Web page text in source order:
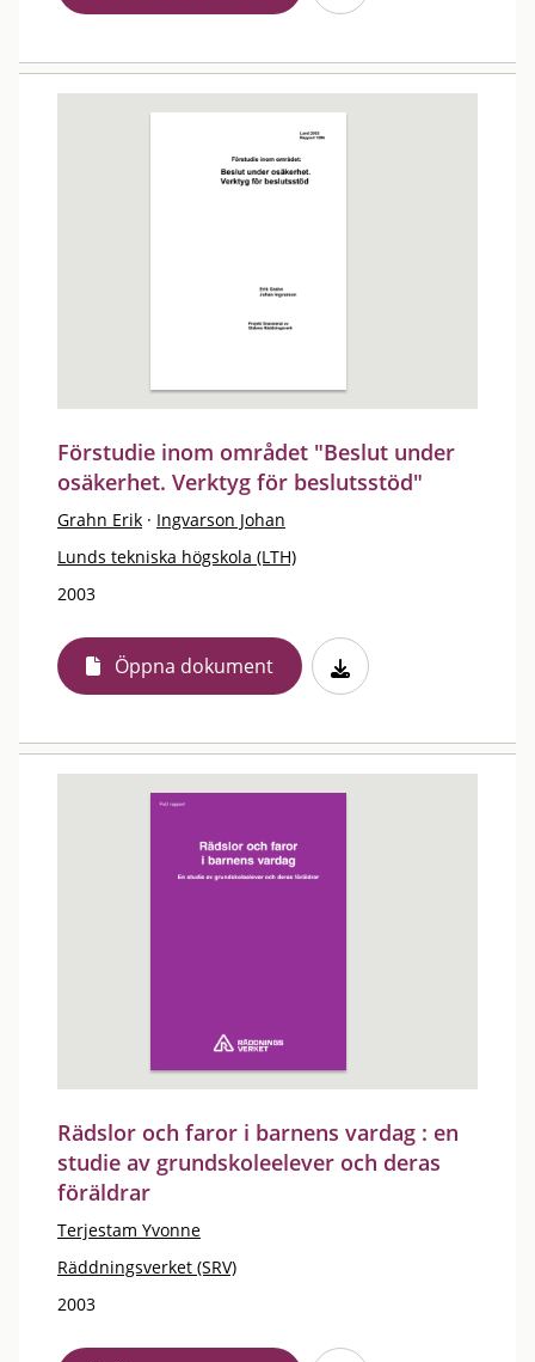
Förstudie inom området "Beslut under
osäkerhet. Verktyg för beslutsstöd"
Grahn Erik · Ingvarson Johan
Lunds tekniska högskola (LTH)
2003
Öppna dokument
Rädslor och faror i barnens vardag : en
studie av grundskoleelever och deras
föräldrar
Terjestam Yvonne
Räddningsverket (SRV)
2003